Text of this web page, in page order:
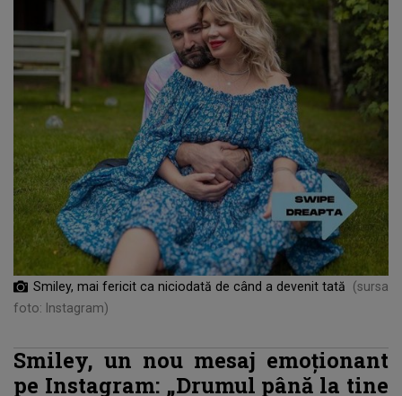
Smiley, mai fericit ca niciodată de când a devenit tată
(sursa
foto: Instagram)
Smiley, un nou mesaj emoționant
pe Instagram: „Drumul până la tine